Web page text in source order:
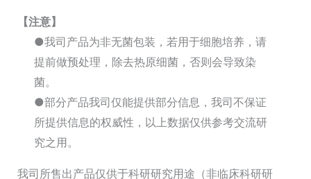
【注意】
●我司产品为非无菌包装，若用于细胞培养，请
提前做预处理，除去热原细菌，否则会导致染
菌。
●部分产品我司仅能提供部分信息，我司不保证
所提供信息的权威性，以上数据仅供参考交流研
究之用。
我司所售出产品仅供于科研研究用途（非临床科研研